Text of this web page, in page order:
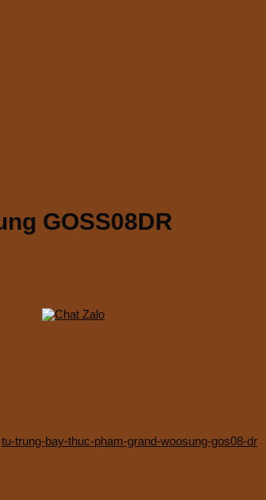
GOSS08DR
tu-trung-bay-thuc-pham-grand-woosung-gos08-dr